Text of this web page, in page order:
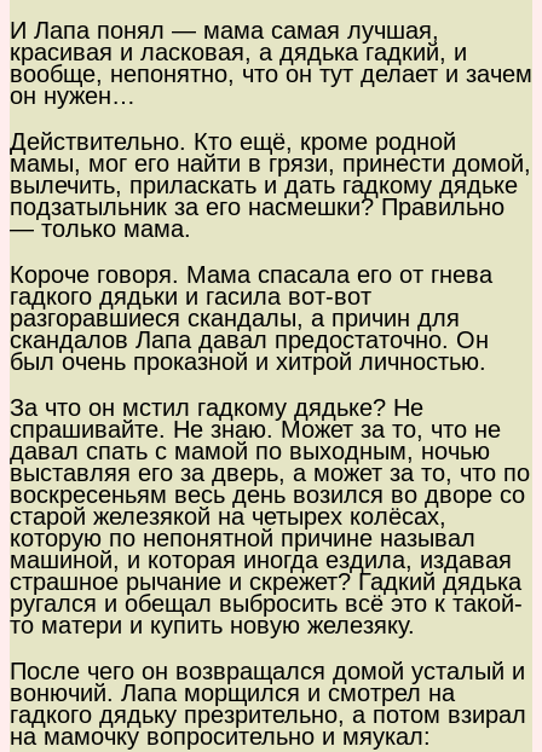
И Лапа понял — мама самая лучшая,
красивая и ласковая, а дядька гадкий, и
вообще, непонятно, что он тут делает и зачем
он нужен…
Действительно. Кто ещё, кроме родной
мамы, мог его найти в грязи, принести домой,
вылечить, приласкать и дать гадкому дядьке
подзатыльник за его насмешки? Правильно
— только мама.
Короче говоря. Мама спасала его от гнева
гадкого дядьки и гасила вот-вот
разгоравшиеся скандалы, а причин для
скандалов Лапа давал предостаточно. Он
был очень проказной и хитрой личностью.
За что он мстил гадкому дядьке? Не
спрашивайте. Не знаю. Может за то, что не
давал спать с мамой по выходным, ночью
выставляя его за дверь, а может за то, что по
воскресеньям весь день возился во дворе со
старой железякой на четырех колёсах,
которую по непонятной причине называл
машиной, и которая иногда ездила, издавая
страшное рычание и скрежет? Гадкий дядька
ругался и обещал выбросить всё это к такой-
то матери и купить новую железяку.
После чего он возвращался домой усталый и
вонючий. Лапа морщился и смотрел на
гадкого дядьку презрительно, а потом взирал
на мамочку вопросительно и мяукал: